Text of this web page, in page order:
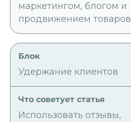
маркетингом, блогом и
продвижением товаров
Удержание клиентов
Использовать отзывы,